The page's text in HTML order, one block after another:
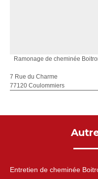
Ramonage de cheminée
7 Rue du Charme
77120 Coulommiers
Entretien de cheminée